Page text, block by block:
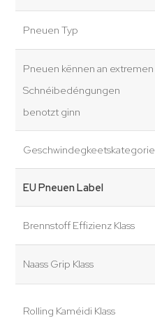
Pneuen Typ
Pneuen kënnen an extremen
Schnéibedéngungen
benotzt ginn
Geschwindegkeetskategorie
EU Pneuen Label
Brennstoff Effizienz Klass
Naass Grip Klass
Rolling Kaméidi Klass